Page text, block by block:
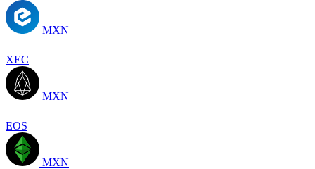
MXN
XEC
MXN
EOS
MXN